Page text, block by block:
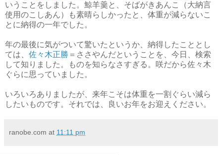
いうことをしました。鯨羊羹と、そばがきあんこ（大納言
使用のこしあん）も素晴らしかったと、体重が減らないこ
とに納得の一年でした。
年の最後に気がついて驚いたというか、納得したこととし
ては、 佐々木正勝 ＝ささやんだということを、今日、検索
して知りました。ものを知らなさすぎる。咲だから佐々木
ぐらに思っていました。
いろいろありましたが、来年こそは体重を一割ぐらい減ら
したいものです。それでは、良いお年をお迎えください。
ranobe.com at 11:11 pm